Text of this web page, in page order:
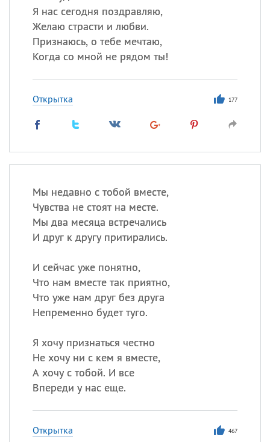
Я нас сегодня поздравляю,
Желаю страсти и любви.
Признаюсь, о тебе мечтаю,
Когда со мной не рядом ты!
Открытка 177
Мы недавно с тобой вместе,
Чувства не стоят на месте.
Мы два месяца встречались
И друг к другу притирались.
И сейчас уже понятно,
Что нам вместе так приятно,
Что уже нам друг без друга
Непременно будет туго.
Я хочу признаться честно
Не хочу ни с кем я вместе,
А хочу с тобой. И все
Впереди у нас еще.
Открытка 467